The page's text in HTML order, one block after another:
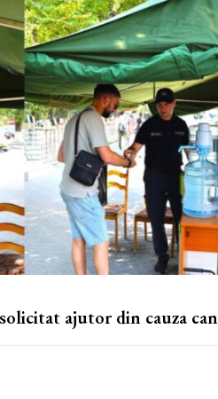
ajutor din cauza